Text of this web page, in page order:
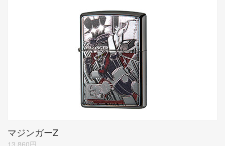
マジンガーZ